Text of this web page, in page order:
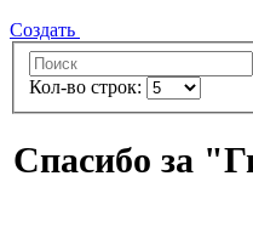
Создать
Кол-во строк:
Спасибо за